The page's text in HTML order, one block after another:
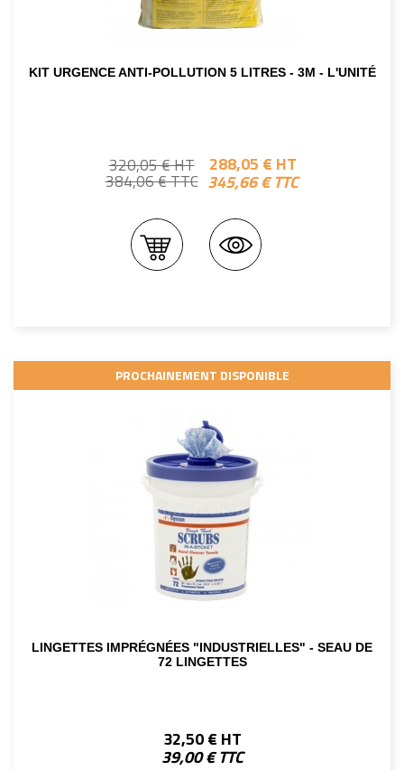
KIT URGENCE ANTI-POLLUTION 5 LITRES - 3M - L'UNITÉ
320,05 € HT
384,06 € TTC
288,05 € HT
345,66 € TTC
PROCHAINEMENT DISPONIBLE
LINGETTES IMPRÉGNÉES "INDUSTRIELLES" - SEAU DE
72 LINGETTES
32,50 € HT
39,00 € TTC